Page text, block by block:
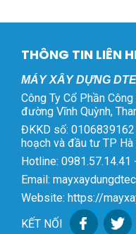
THÔNG TIN LIÊN
MÁY XÂY DỰNG
Công Ty Cổ Phần
đường Vĩnh Quỳnh,
ĐKKD số:
hoạch và đầu tư TP Hà
Hotline: 0981.57.14.41
Email:
Website: https://
KẾT NỐI